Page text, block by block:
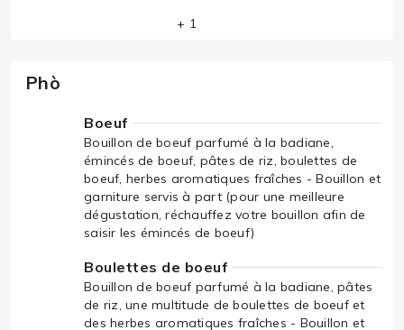
+ 1
Phò
Boeuf
Bouillon de boeuf parfumé à la badiane,
émincés de boeuf, pâtes de riz, boulettes de
boeuf, herbes aromatiques fraîches - Bouillon et
garniture servis à part (pour une meilleure
dégustation, réchauffez votre bouillon afin de
saisir les émincés de boeuf)
Boulettes de boeuf
Bouillon de boeuf parfumé à la badiane, pâtes
de riz, une multitude de boulettes de boeuf et
des herbes aromatiques fraîches - Bouillon et